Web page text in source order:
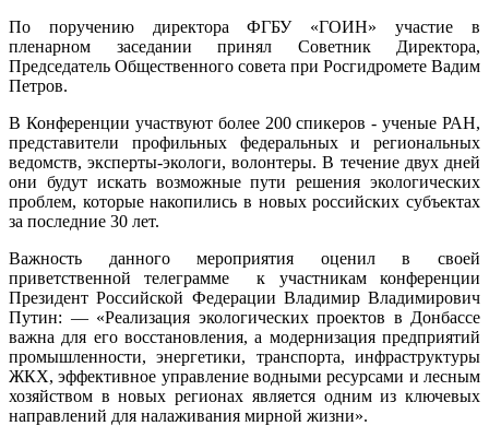
По поручению директора ФГБУ «ГОИН» участие в
пленарном заседании принял Советник Директора,
Председатель Общественного совета при Росгидромете Вадим
Петров.
В Конференции участвуют более 200 спикеров - ученые РАН,
представители профильных федеральных и региональных
ведомств, эксперты-экологи, волонтеры. В течение двух дней
они будут искать возможные пути решения экологических
проблем, которые накопились в новых российских субъектах
за последние 30 лет.
Важность данного мероприятия оценил в своей
приветственной телеграмме к участникам конференции
Президент Российской Федерации Владимир Владимирович
Путин: — «Реализация экологических проектов в Донбассе
важна для его восстановления, а модернизация предприятий
промышленности, энергетики, транспорта, инфраструктуры
ЖКХ, эффективное управление водными ресурсами и лесным
хозяйством в новых регионах является одним из ключевых
направлений для налаживания мирной жизни».